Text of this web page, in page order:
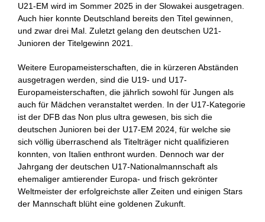
U21-EM wird im Sommer 2025 in der Slowakei ausgetragen.
Auch hier konnte Deutschland bereits den Titel gewinnen,
und zwar drei Mal. Zuletzt gelang den deutschen U21-
Junioren der Titelgewinn 2021.
Weitere Europameisterschaften, die in kürzeren Abständen
ausgetragen werden, sind die U19- und U17-
Europameisterschaften, die jährlich sowohl für Jungen als
auch für Mädchen veranstaltet werden. In der U17-Kategorie
ist der DFB das Non plus ultra gewesen, bis sich die
deutschen Junioren bei der U17-EM 2024, für welche sie
sich völlig überraschend als Titelträger nicht qualifizieren
konnten, von Italien enthront wurden. Dennoch war der
Jahrgang der deutschen U17-Nationalmannschaft als
ehemaliger amtierender Europa- und frisch gekrönter
Weltmeister der erfolgreichste aller Zeiten und einigen Stars
der Mannschaft blüht eine goldenen Zukunft.